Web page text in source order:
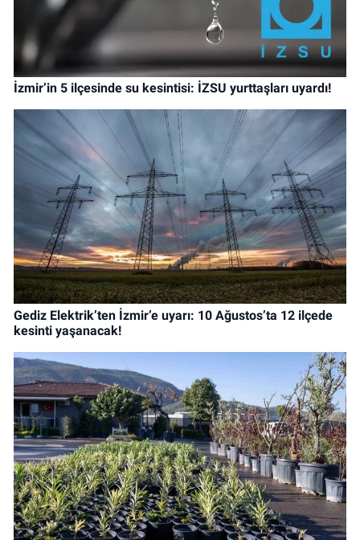
İzmir’in 5 ilçesinde su kesintisi: İZSU yurttaşları uyardı!
Gediz Elektrik’ten İzmir’e uyarı: 10 Ağustos’ta 12 ilçede
kesinti yaşanacak!